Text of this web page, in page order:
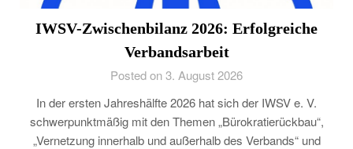
IWSV-Zwischenbilanz 2026: Erfolgreiche
Verbandsarbeit
Posted on 3. August 2026
In der ersten Jahreshälfte 2026 hat sich der IWSV e. V.
schwerpunktmäßig mit den Themen „Bürokratierückbau“,
„Vernetzung innerhalb und außerhalb des Verbands“ und